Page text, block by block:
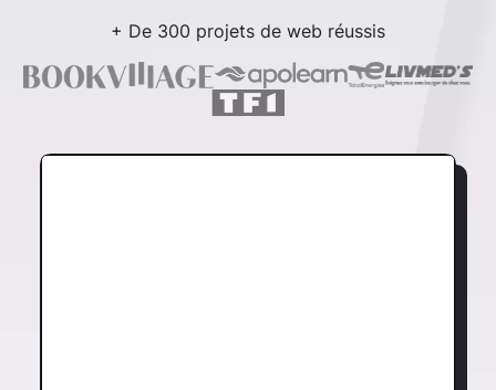
+ De 300 projets de web réussis